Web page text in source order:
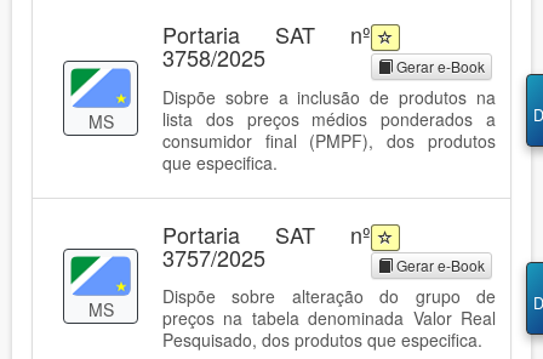
MS
Portaria SAT nº
3758/2025 Gerar e-Book
Dispõe sobre a inclusão de produtos na
lista dos preços médios ponderados a
consumidor final (PMPF), dos produtos
que especifica.
MS
Portaria SAT nº
3757/2025 Gerar e-Book
Dispõe sobre alteração do grupo de
preços na tabela denominada Valor Real
Pesquisado, dos produtos que especifica.